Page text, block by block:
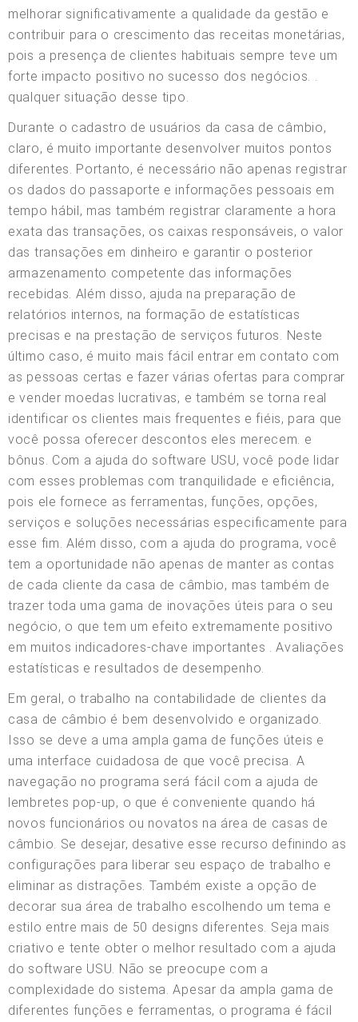
melhorar significativamente a qualidade da gestão e
contribuir para o crescimento das receitas monetárias,
pois a presença de clientes habituais sempre teve um
forte impacto positivo no sucesso dos negócios. .
qualquer situação desse tipo.
Durante o cadastro de usuários da casa de câmbio,
claro, é muito importante desenvolver muitos pontos
diferentes. Portanto, é necessário não apenas registrar
os dados do passaporte e informações pessoais em
tempo hábil, mas também registrar claramente a hora
exata das transações, os caixas responsáveis, o valor
das transações em dinheiro e garantir o posterior
armazenamento competente das informações
recebidas. Além disso, ajuda na preparação de
relatórios internos, na formação de estatísticas
precisas e na prestação de serviços futuros. Neste
último caso, é muito mais fácil entrar em contato com
as pessoas certas e fazer várias ofertas para comprar
e vender moedas lucrativas, e também se torna real
identificar os clientes mais frequentes e fiéis, para que
você possa oferecer descontos eles merecem. e
bônus. Com a ajuda do software USU, você pode lidar
com esses problemas com tranquilidade e eficiência,
pois ele fornece as ferramentas, funções, opções,
serviços e soluções necessárias especificamente para
esse fim. Além disso, com a ajuda do programa, você
tem a oportunidade não apenas de manter as contas
de cada cliente da casa de câmbio, mas também de
trazer toda uma gama de inovações úteis para o seu
negócio, o que tem um efeito extremamente positivo
em muitos indicadores-chave importantes . Avaliações
estatísticas e resultados de desempenho.
Em geral, o trabalho na contabilidade de clientes da
casa de câmbio é bem desenvolvido e organizado.
Isso se deve a uma ampla gama de funções úteis e
uma interface cuidadosa de que você precisa. A
navegação no programa será fácil com a ajuda de
lembretes pop-up, o que é conveniente quando há
novos funcionários ou novatos na área de casas de
câmbio. Se desejar, desative esse recurso definindo as
configurações para liberar seu espaço de trabalho e
eliminar as distrações. Também existe a opção de
decorar sua área de trabalho escolhendo um tema e
estilo entre mais de 50 designs diferentes. Seja mais
criativo e tente obter o melhor resultado com a ajuda
do software USU. Não se preocupe com a
complexidade do sistema. Apesar da ampla gama de
diferentes funções e ferramentas, o programa é fácil